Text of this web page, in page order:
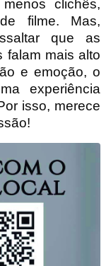
clichês,
filme. Mas,
que as
falam mais alto
e emoção, o
experiência
isso, merece
o!